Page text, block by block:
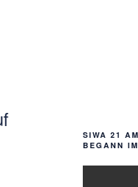
SIWA 21
BEGANN